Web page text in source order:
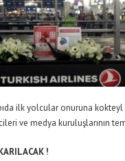
ilk yolcular onuruna
ve medya kuruluşlarının
!